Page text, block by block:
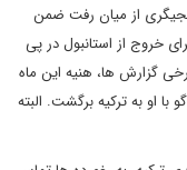
از میان رفت ضمن
خروج از استانبول در پی
گزارش ها، هنیه این ماه
با او به ترکیه برگشت. البته